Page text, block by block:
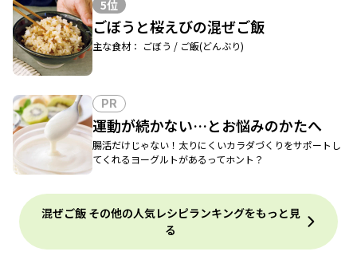
5位
ごぼうと桜えびの混ぜご飯
主な食材： ごぼう / ご飯(どんぶり)
PR
運動が続かない…とお悩みのかたへ
腸活だけじゃない！太りにくいカラダづくりをサポートし
てくれるヨーグルトがあるってホント？
混ぜご飯 その他の人気レシピランキングをもっと見
る